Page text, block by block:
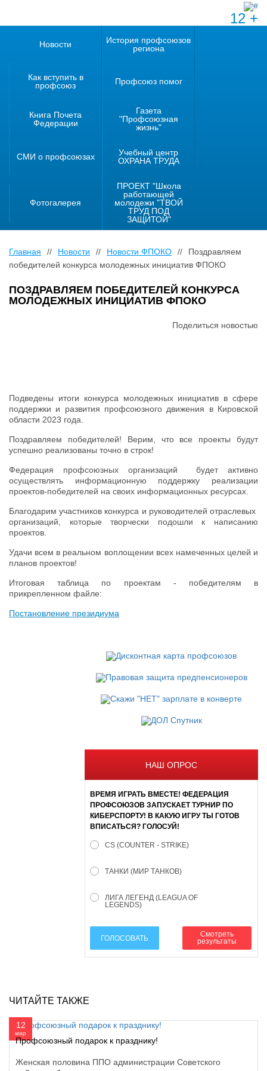
12 +
Новости
История профсоюзов
региона
Как вступить в
профсоюз
Профсоюз помог
Книга Почета
Федерации
Газета
"Профсоюзная
жизнь"
СМИ о профсоюзах
Учебный центр
ОХРАНА ТРУДА
Фотогалерея
ПРОЕКТ "Школа
работающей
молодежи "ТВОЙ
ТРУД ПОД
ЗАЩИТОЙ"
Главная // Новости // Новости ФПОКО //
Поздравляем
победителей конкурса молодежных инициатив ФПОКО
ПОЗДРАВЛЯЕМ ПОБЕДИТЕЛЕЙ КОНКУРСА
МОЛОДЕЖНЫХ ИНИЦИАТИВ ФПОКО
Поделиться новостью
Подведены итоги конкурса молодежных инициатив в сфере
поддержки и развития профсоюзного движения в Кировской
области 2023 года.
Поздравляем победителей! Верим, что все проекты будут
успешно реализованы точно в строк!
Федерация профсоюзных организаций будет активно
осуществлять информационную поддержку реализации
проектов-победителей на своих информационных ресурсах.
Благодарим участников конкурса и руководителей отраслевых
организаций, которые творчески подошли к написанию
проектов.
Удачи всем в реальном воплощении всех намеченных целей и
планов проектов!
Итоговая таблица по проектам - победителям в
прикрепленном файле:
Постановление президиума
НАШ ОПРОС
ВРЕМЯ ИГРАТЬ ВМЕСТЕ! ФЕДЕРАЦИЯ
ПРОФСОЮЗОВ ЗАПУСКАЕТ ТУРНИР ПО
КИБЕРСПОРТУ! В КАКУЮ ИГРУ ТЫ ГОТОВ
ВПИСАТЬСЯ? ГОЛОСУЙ!
CS (COUNTER - STRIKE)
ТАНКИ (МИР ТАНКОВ)
ЛИГА ЛЕГЕНД (LEAGUA OF
LEGENDS)
ГОЛОСОВАТЬ
Смотреть
результаты
ЧИТАЙТЕ ТАКЖЕ
12
мар
Профсоюзный подарок к празднику!
Женская половина ППО администрации Советского